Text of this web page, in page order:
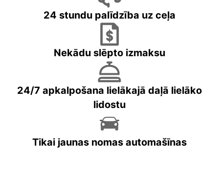
24 stundu palīdzība uz ceļa
Nekādu slēpto izmaksu
24/7 apkalpošana lielākajā daļā lielāko
lidostu
Tikai jaunas nomas automašīnas